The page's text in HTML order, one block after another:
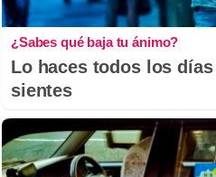
¿Sabes qué baja tu ánimo?
Lo haces todos los
sientes